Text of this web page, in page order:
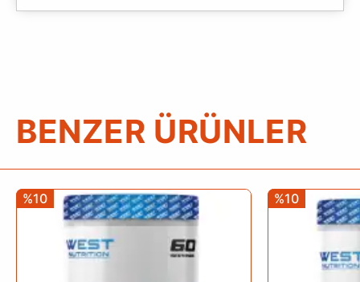
BENZER ÜRÜNLER
%10 %10